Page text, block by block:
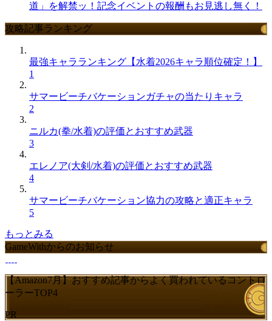
道」を解禁ッ！記念イベントの報酬もお見逃し無く！
攻略記事ランキング
最強キャラランキング【水着2026キャラ順位確定！】
1
サマービーチバケーションガチャの当たりキャラ
2
ニルカ(拳/水着)の評価とおすすめ武器
3
エレノア(大剣/水着)の評価とおすすめ武器
4
サマービーチバケーション協力の攻略と適正キャラ
5
もっとみる
GameWithからのお知らせ
【Amazon7月】おすすめ記事からよく買われているコントロ
ーラーTOP4
PR